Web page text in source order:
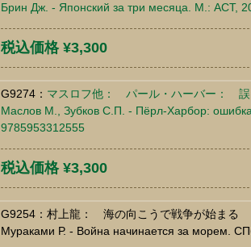
Брин Дж. - Японский за три месяца. М.: АСТ,
税込価格 ¥3,300
G9274： マスロフ他： パール・ハーバー： 誤
Маслов М., Зубков С.П. - Пёрл-Харбор:
9785953312555
税込価格 ¥3,300
G9254：村上龍： 海の向こうで戦争が始まる
Мураками Р. - Война начинается за морем.